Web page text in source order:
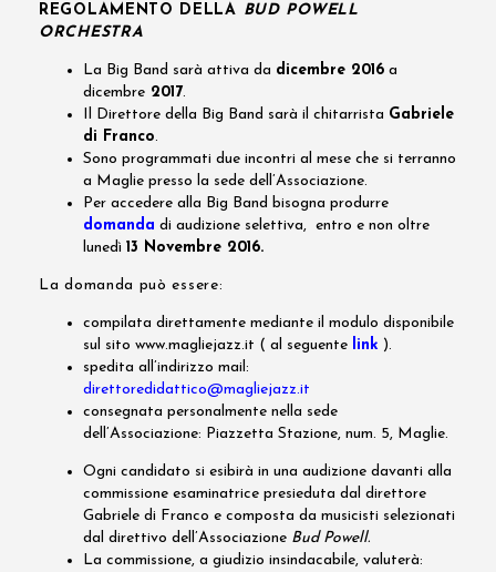
REGOLAMENTO DELLA BUD POWELL
ORCHESTRA
La Big Band sarà attiva da dicembre 2016 a
dicembre 2017.
Il Direttore della Big Band sarà il chitarrista Gabriele
di Franco.
Sono programmati due incontri al mese che si terranno
a Maglie presso la sede dell’Associazione.
Per accedere alla Big Band bisogna produrre
domanda di audizione selettiva, entro e non oltre
lunedì 13 Novembre 2016.
La domanda può essere:
compilata direttamente mediante il modulo disponibile
sul sito www.magliejazz.it ( al seguente link ).
spedita all’indirizzo mail:
direttoredidattico@magliejazz.it
consegnata personalmente nella sede
dell’Associazione: Piazzetta Stazione, num. 5, Maglie.
Ogni candidato si esibirà in una audizione davanti alla
commissione esaminatrice presieduta dal direttore
Gabriele di Franco e composta da musicisti selezionati
dal direttivo dell’Associazione Bud Powell.
La commissione, a giudizio insindacabile, valuterà: